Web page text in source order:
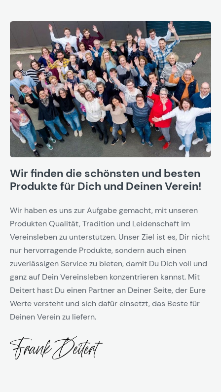
Wir finden die schönsten und besten
Produkte für Dich und Deinen Verein!
Wir haben es uns zur Aufgabe gemacht, mit unseren
Produkten Qualität, Tradition und Leidenschaft im
Vereinsleben zu unterstützen. Unser Ziel ist es, Dir nicht
nur hervorragende Produkte, sondern auch einen
zuverlässigen Service zu bieten, damit Du Dich voll und
ganz auf Dein Vereinsleben konzentrieren kannst. Mit
Deitert hast Du einen Partner an Deiner Seite, der Eure
Werte versteht und sich dafür einsetzt, das Beste für
Deinen Verein zu liefern.